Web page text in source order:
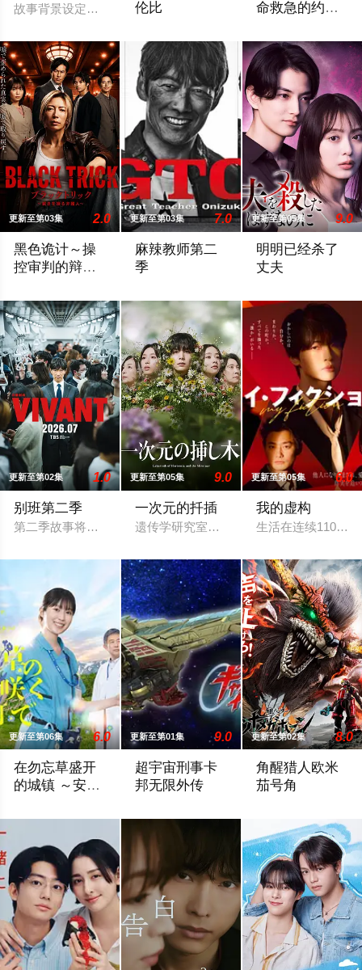
故事背景设定在繁华却复杂的东京池袋地区。西池袋警署新设立
伦比
命救急的约定
更新至第03集 2.0
黑色诡计～操
控审判的辩护
更新至第03集 7.0
麻辣教师第二
季
更新至第05集 9.0
明明已经杀了
丈夫
更新至第02集 1.0
别班第二季
第二季故事将紧接前作结局展开，以自卫队直辖的非公开组织
更新至第05集 9.0
一次元的扦插
遗传学研究室的博士生七濑悠（山田凉介
更新至第05集 6.0
我的虚构
生活在连续1100天
更新至第06集 6.0
在勿忘草盛开
的城镇 ～安昙
更新至第01集 9.0
超宇宙刑事卡
邦无限外传
更新至第02集 8.0
角醒猎人欧米
茄号角